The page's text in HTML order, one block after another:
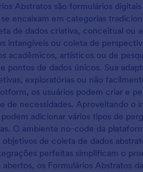
Abstratos são formulários
encaixam em categorias
de dados criativa, conceitual ou
intangíveis ou coleta de
acadêmicos, artísticos ou de
pontos de dados únicos. Sua
exploratórias ou não
os usuários podem criar e
de necessidades. Aproveitando
podem adicionar vários tipos de
O ambiente no-code da
objetivos de coleta de dados
perfeitas simplificam o
abertos, os Formulários Abstratos